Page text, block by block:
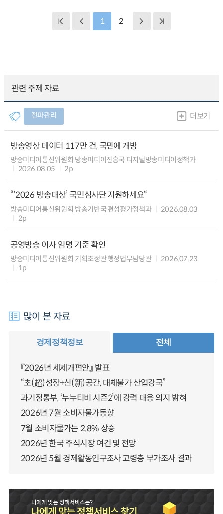
1 2
관련 주제 자료
전파관리 더보기
방송영상 데이터 117만 건, 국민에 개방
방송미디어통신위원회 방송미디어진흥국 디지털방송미디어정책과
2026.08.05
2p
“‘2026 방송대상’ 국민심사단 지원하세요“
방송미디어통신위원회 방송기반국 편성평가정책과
2026.08.03
2p
공영방송 이사 임명 기준 확인
방송미디어통신위원회 기획조정관 행정법무담당관
2026.07.23
1p
많이 본 자료
경제정책정보 전체
『2026년 세제개편안』 발표
“초(超)성장+신(新)공간, 대체불가 산업강국”
과기정통부, ‘누누티비 시즌2’에 강력 대응 의지 밝혀
2026년 7월 소비자물가동향
7월 소비자물가는 2.8% 상승
2026년 한국 주식시장 여건 및 전망
2026년 5월 경제활동인구조사 고령층 부가조사 결과